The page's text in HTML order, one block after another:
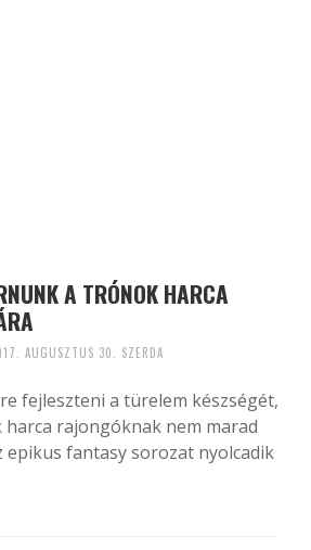
A TRÓNOK HARCA
AUGUSZTUS 30. SZERDA
fejleszteni a türelem készségét,
rajongóknak nem marad
epikus fantasy sorozat nyolcadik